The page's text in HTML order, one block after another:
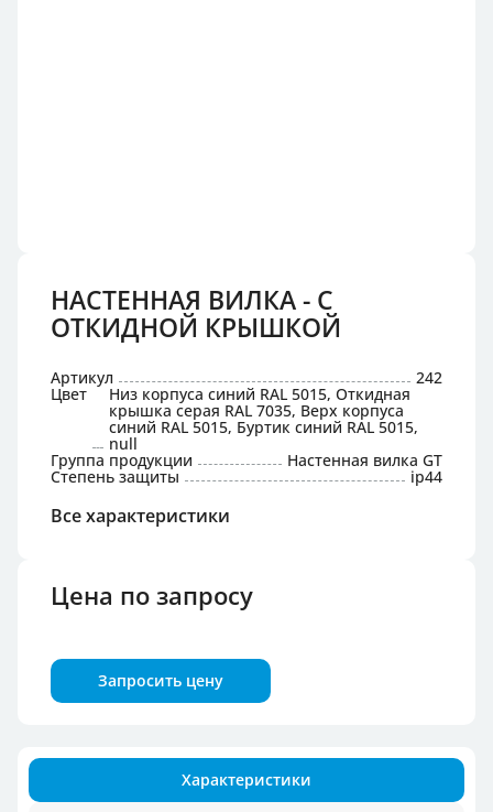
НАСТЕННАЯ ВИЛКА - С
ОТКИДНОЙ КРЫШКОЙ
Артикул 242
Цвет Низ корпуса синий RAL 5015, Откидная
крышка серая RAL 7035, Верх корпуса
синий RAL 5015, Буртик синий RAL 5015,
null
Группа продукции Настенная вилка GT
Степень защиты ip44
Все характеристики
Цена по запросу
Запросить цену
Характеристики